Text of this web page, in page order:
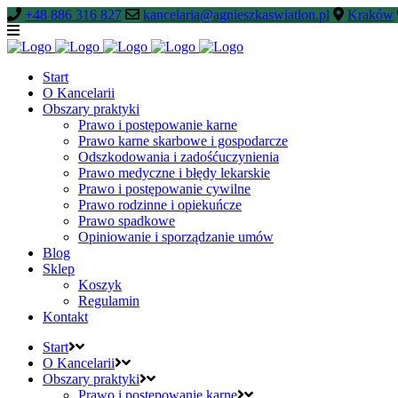
+48 886 316 827 kancelaria@agnieszkaswiatlon.pl Kraków
Start
O Kancelarii
Obszary praktyki
Prawo i postępowanie karne
Prawo karne skarbowe i gospodarcze
Odszkodowania i zadośćuczynienia
Prawo medyczne i błędy lekarskie
Prawo i postępowanie cywilne
Prawo rodzinne i opiekuńcze
Prawo spadkowe
Opiniowanie i sporządzanie umów
Blog
Sklep
Koszyk
Regulamin
Kontakt
Start
O Kancelarii
Obszary praktyki
Prawo i postępowanie karne